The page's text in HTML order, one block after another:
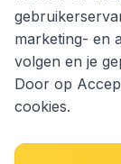
marketing- en
volgen en je
Door op
cookies.